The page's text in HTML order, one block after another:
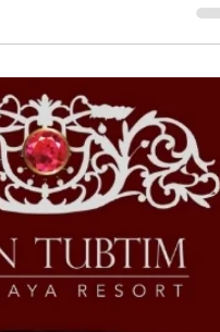
ล่องเรือดูช้างอาบน้ำ
าเที่ยวอยุธยา ล่องเรือ มีกิจกรรม
องเรือไปดูช้างอาบน้ำ สนุกคุ้มค่า
รได้ทุก วัน มีบริการเรือหลากหลา
เรือแบบมืออาชีพ สอบถามผู้ให้